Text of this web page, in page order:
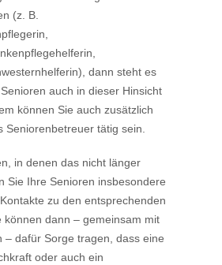
(z. B.
dann steht es
auch in dieser Hinsicht
können Sie auch zusätzlich
Seniorenbetreuer tätig sein.
in denen das nicht länger
Sie Ihre Senioren insbesondere
zu den entsprechenden
können dann – gemeinsam mit
– dafür Sorge tragen, dass eine
oder auch ein